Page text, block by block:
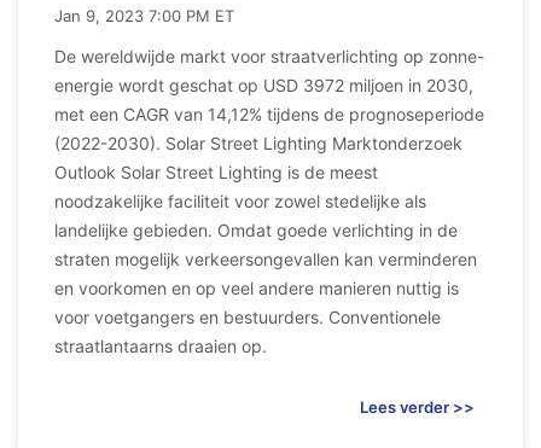
Jan 9, 2023 7:00 PM ET
De wereldwijde markt voor straatverlichting op zonne-
energie wordt geschat op USD 3972 miljoen in 2030,
met een CAGR van 14,12% tijdens de prognoseperiode
(2022-2030). Solar Street Lighting Marktonderzoek
Outlook Solar Street Lighting is de meest
noodzakelijke faciliteit voor zowel stedelijke als
landelijke gebieden. Omdat goede verlichting in de
straten mogelijk verkeersongevallen kan verminderen
en voorkomen en op veel andere manieren nuttig is
voor voetgangers en bestuurders. Conventionele
straatlantaarns draaien op.
Lees verder >>